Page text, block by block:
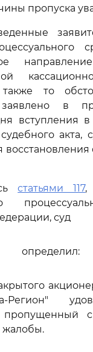
пропуска
то
заявлено в
вступления
акта,
восстановления
статьями 117,
суд
определил:
Регион"
пропущенный
жалобы.